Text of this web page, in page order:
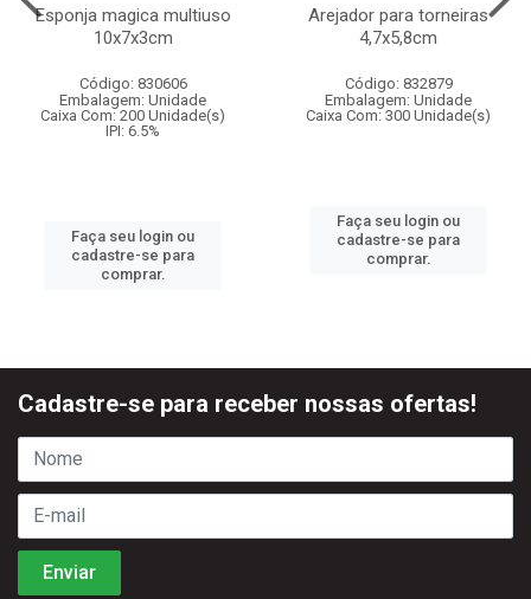
Esponja magica multiuso
10x7x3cm
Código: 830606
Embalagem: Unidade
Caixa Com: 200 Unidade(s)
IPI: 6.5%
Faça seu login ou
cadastre-se para
comprar.
Arejador para torneiras
4,7x5,8cm
Código: 832879
Embalagem: Unidade
Caixa Com: 300 Unidade(s)
Faça seu login ou
cadastre-se para
comprar.
Cadastre-se para receber nossas ofertas!